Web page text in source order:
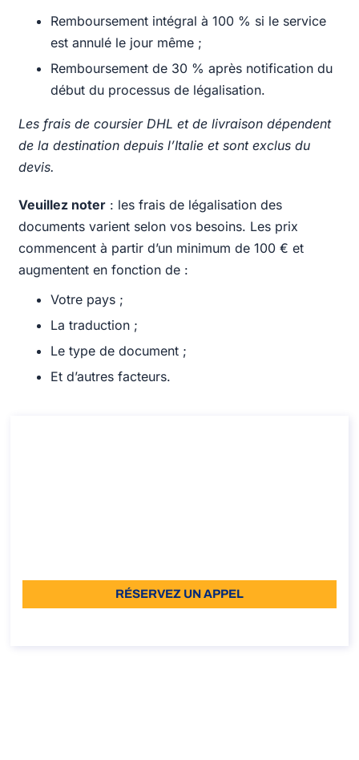
Remboursement intégral à 100 % si le service
est annulé le jour même ;
Remboursement de 30 % après notification du
début du processus de légalisation.
Les frais de coursier DHL et de livraison dépendent
de la destination depuis l’Italie et sont exclus du
devis.
Veuillez noter : les frais de légalisation des
documents varient selon vos besoins. Les prix
commencent à partir d’un minimum de 100 € et
augmentent en fonction de :
Votre pays ;
La traduction ;
Le type de document ;
Et d’autres facteurs.
RÉSERVEZ UN APPEL